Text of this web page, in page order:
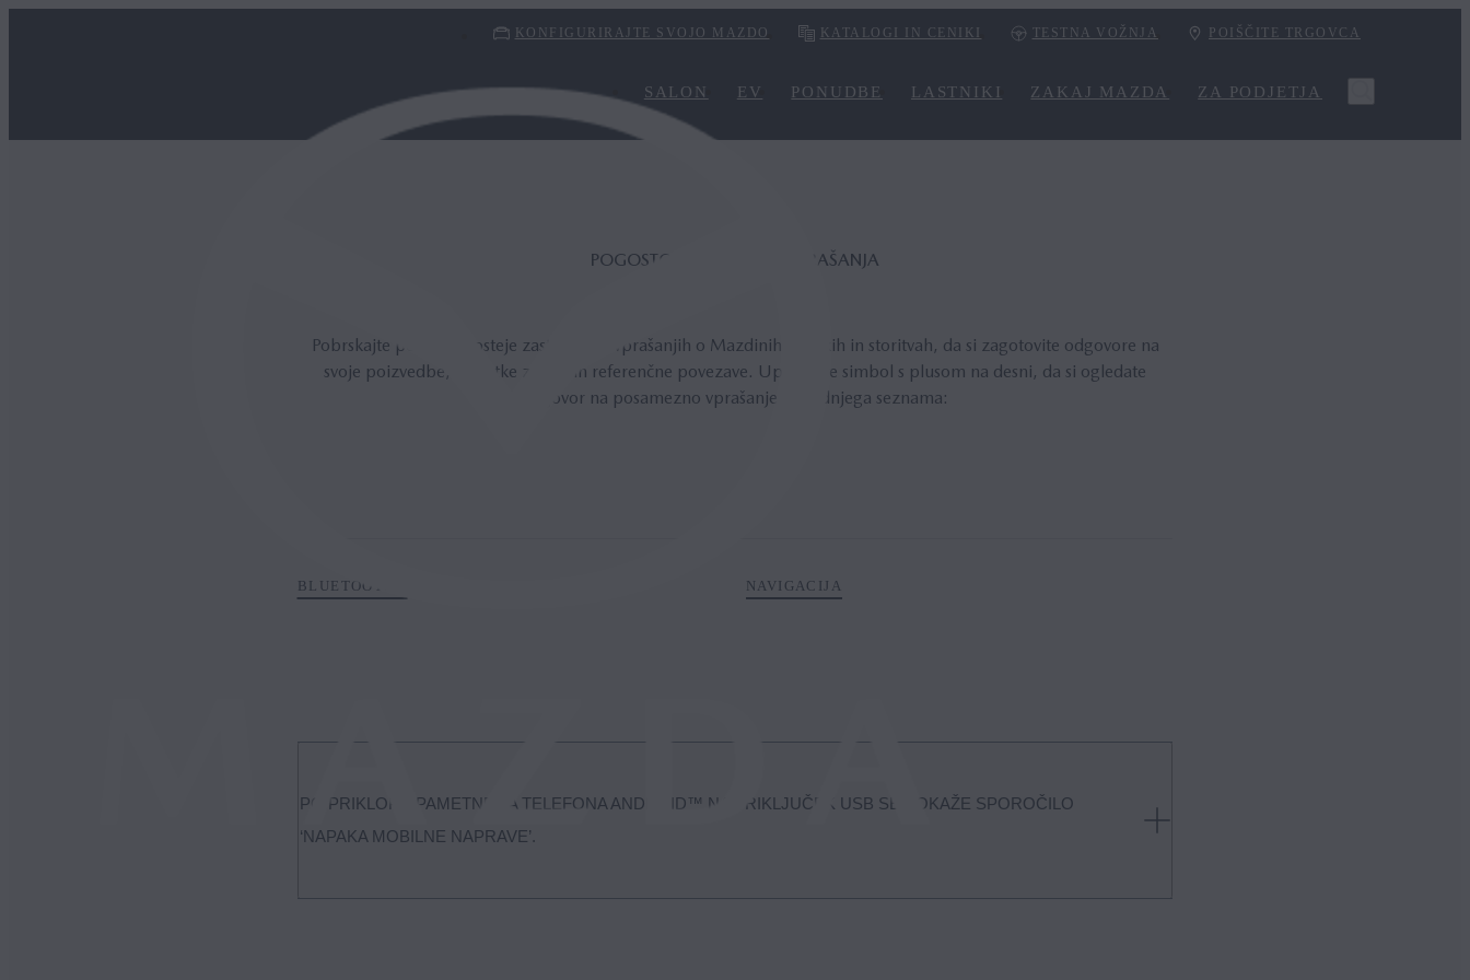
KONFIGURIRAJTE SVOJO MAZDO KATALOGI IN CENIKI TESTNA VOŽNJA POIŠČITE TRGOVCA
SALON EV PONUDBE LASTNIKI ZAKAJ MAZDA ZA PODJETJA
POGOSTO ZASTAVLJENA VPRAŠANJA
Pobrskajte po najpogosteje zastavljenih vprašanjih o Mazdinih izdelkih in storitvah, da si zagotovite odgovore na
svoje poizvedbe, podatke za stik in referenčne povezave. Uporabite simbol s plusom na desni, da si ogledate
odgovor na posamezno vprašanje s spodnjega seznama:
BLUETOOTH® NAVIGACIJA
PO PRIKLOPU PAMETNEGA TELEFONA ANDROID™ NA PRIKLJUČEK USB SE POKAŽE SPOROČILO
‘NAPAKA MOBILNE NAPRAVE’.